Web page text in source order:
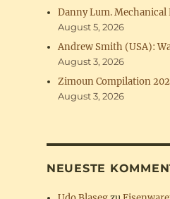
Danny Lum. Mechanical
August 5, 2026
Andrew Smith (USA):
August 3, 2026
Zimoun Compilation
August 3, 2026
NEUESTE